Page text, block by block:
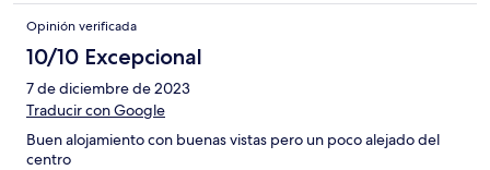
Opinión verificada
10/10 Excepcional
7 de diciembre de 2023
Traducir con Google
Buen alojamiento con buenas vistas pero un poco alejado del
centro